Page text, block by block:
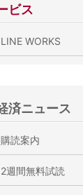
ビス
LINE WORKS
済ニュース
購読案内
2週間無料試読